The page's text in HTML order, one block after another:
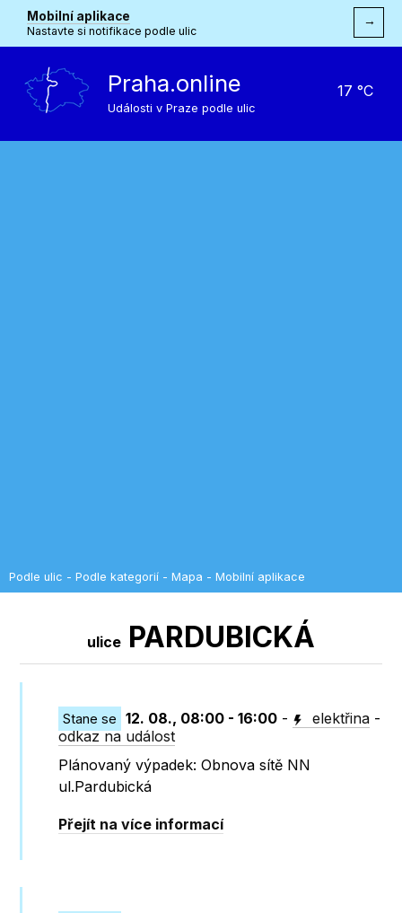
Mobilní aplikace
Nastavte si notifikace podle ulic
→
Praha.online
Události v Praze podle ulic
17 °C
Podle ulic - Podle kategorií - Mapa - Mobilní aplikace
ulice PARDUBICKÁ
Stane se 12. 08., 08:00 - 16:00 - elektřina -
odkaz na událost
Plánovaný výpadek: Obnova sítě NN
ul.Pardubická
Přejít na více informací